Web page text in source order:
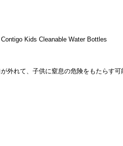
Kids Cleanable Water Bottles
外れて、子供に窒息の危険をもたらす可